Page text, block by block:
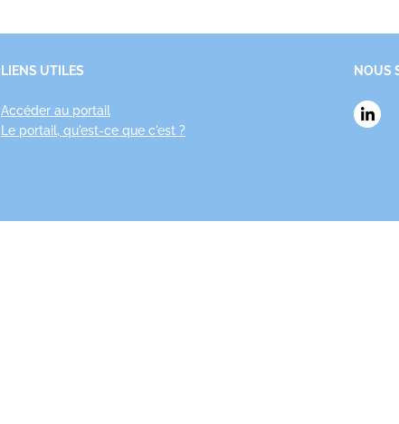
LIENS UTILES
Accéder au portail
Le portail, qu'est-ce que c'est ?
NOUS